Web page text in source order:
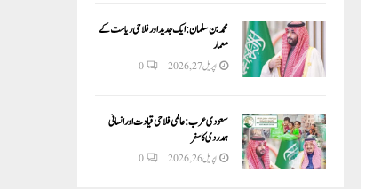
محمد بن سلمان: ایک جدید اور فلاحی ریاست کے
معمار
اپریل 27, 2026 0
سعودی عرب: عالمی فلاحی قیادت اور انسانی
ہمدردی کا سفر
اپریل 26, 2026 0